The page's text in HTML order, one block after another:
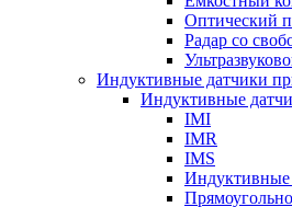
Оптический
Радар со
Индуктивные датчики
Индуктивные
IMI
IMR
IMS
Индуктивные